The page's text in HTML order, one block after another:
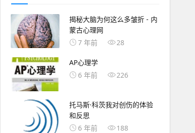
揭秘大脑为何这么多皱折 - 内
蒙古心理网
7 年前
28
AP心理学
6 年前
226
托马斯·科茨我对创伤的体验
和反思
6 年前
188